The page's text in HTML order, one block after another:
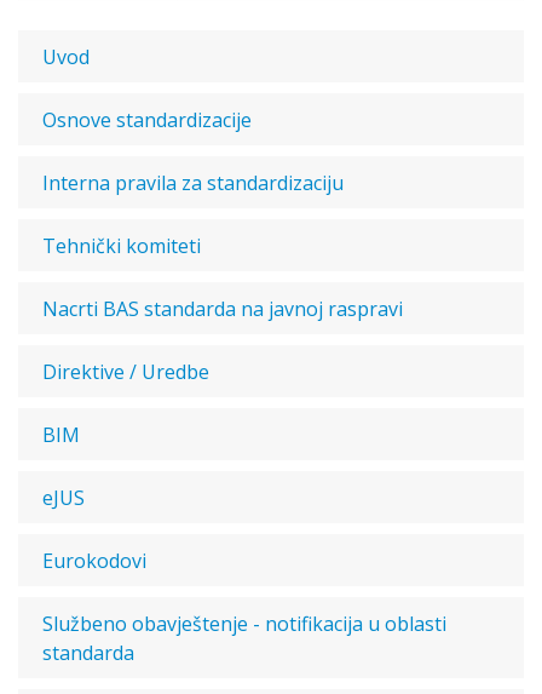
Uvod
Osnove standardizacije
Interna pravila za standardizaciju
Tehnički komiteti
Nacrti BAS standarda na javnoj raspravi
Direktive / Uredbe
BIM
eJUS
Eurokodovi
Službeno obavještenje - notifikacija u oblasti
standarda